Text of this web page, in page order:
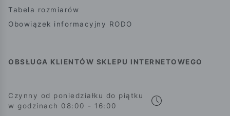
Tabela rozmiarów
Obowiązek informacyjny RODO
OBSŁUGA KLIENTÓW SKLEPU INTERNETOWEGO
Czynny od poniedziałku do piątku
w godzinach 08:00 - 16:00